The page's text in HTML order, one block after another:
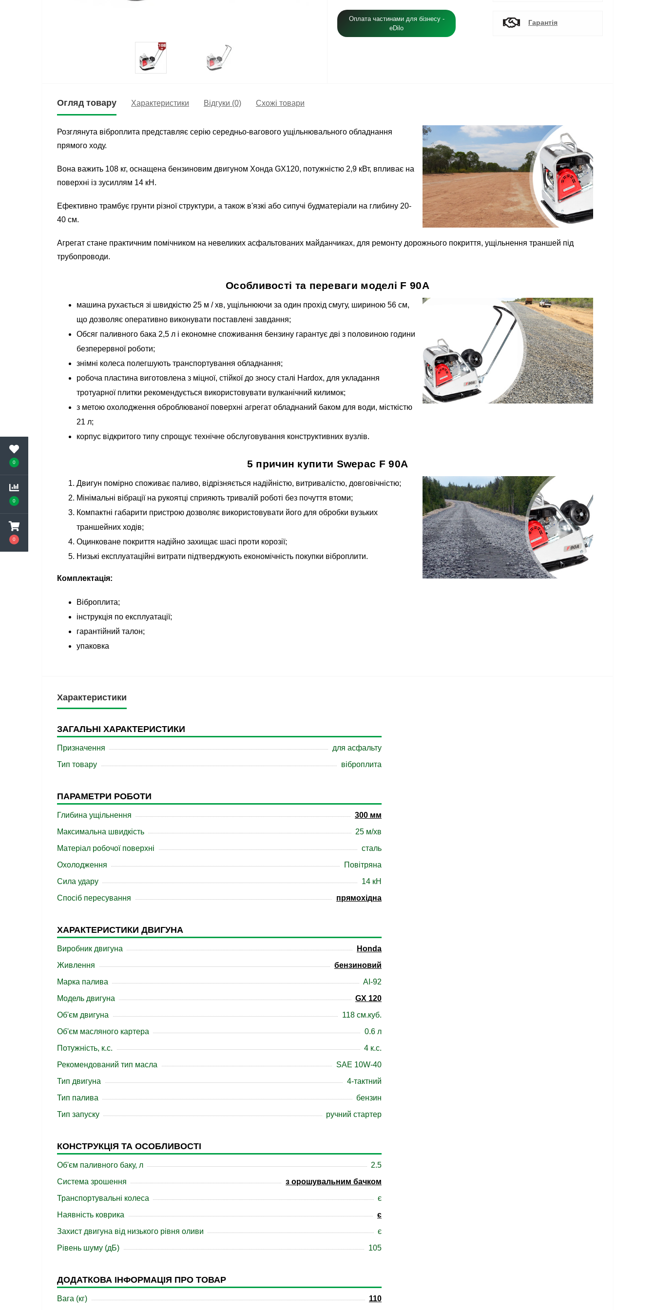
0
0
0
Оплата частинами для бізнесу -
eDilo
Гарантія
Огляд товару Характеристики Відгуки (0) Схожі товари
Розглянута віброплита представляє серію середньо-вагового ущільнювального обладнання
прямого ходу.
Вона важить 108 кг, оснащена бензиновим двигуном Хонда GX120, потужністю 2,9 кВт, впливає на
поверхні із зусиллям 14 кН.
Ефективно трамбує грунти різної структури, а також в'язкі або сипучі будматеріали на глибину 20-
40 см.
Агрегат стане практичним помічником на невеликих асфальтованих майданчиках, для ремонту дорожнього покриття, ущільнення траншей під
трубопроводи.
Особливості та переваги моделі F 90А
машина рухається зі швидкістю 25 м / хв, ущільнюючи за один прохід смугу, шириною 56 см,
що дозволяє оперативно виконувати поставлені завдання;
Обсяг паливного бака 2,5 л і економне споживання бензину гарантує дві з половиною години
безперервної роботи;
знімні колеса полегшують транспортування обладнання;
робоча пластина виготовлена з міцної, стійкої до зносу сталі Hardox, для укладання
тротуарної плитки рекомендується використовувати вулканічний килимок;
з метою охолодження оброблюваної поверхні агрегат обладнаний баком для води, місткістю
21 л;
корпус відкритого типу спрощує технічне обслуговування конструктивних вузлів.
5 причин купити Swepac F 90А
Двигун помірно споживає паливо, відрізняється надійністю, витривалістю, довговічністю;
Мінімальні вібрації на рукоятці сприяють тривалій роботі без почуття втоми;
Компактні габарити пристрою дозволяє використовувати його для обробки вузьких
траншейних ходів;
Оцинковане покриття надійно захищає шасі проти корозії;
Низькі експлуатаційні витрати підтверджують економічність покупки віброплити.
Комплектація:
Віброплита;
інструкція по експлуатації;
гарантійний талон;
упаковка
Характеристики
ЗАГАЛЬНІ ХАРАКТЕРИСТИКИ
Призначення
для асфальту
Тип товару
віброплита
ПАРАМЕТРИ РОБОТИ
Глибина ущільнення
300 мм
Максимальна швидкість
25 м/хв
Матеріал робочої поверхні
сталь
Охолодження
Повітряна
Сила удару
14 кН
Спосіб пересування
прямохідна
ХАРАКТЕРИСТИКИ ДВИГУНА
Виробник двигуна
Honda
Живлення
бензиновий
Марка палива
АІ-92
Модель двигуна
GX 120
Об'єм двигуна
118 см.куб.
Об'єм масляного картера
0.6 л
Потужність, к.с.
4 к.с.
Рекомендований тип масла
SAE 10W-40
Тип двигуна
4-тактний
Тип палива
бензин
Тип запуску
ручний стартер
КОНСТРУКЦІЯ ТА ОСОБЛИВОСТІ
Об'єм паливного баку, л
2.5
Система зрошення
з орошувальним бачком
Транспортувальні колеса
є
Наявність коврика
є
Захист двигуна від низького рівня оливи
є
Рівень шуму (дБ)
105
ДОДАТКОВА ІНФОРМАЦІЯ ПРО ТОВАР
Вага (кг) 110